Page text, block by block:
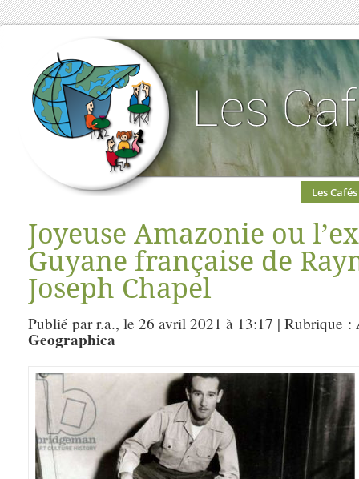
Les Cafés
Joyeuse Amazonie ou
Guyane française de
Joseph Chapel
Publié par r.a., le 26 avril 2021 à 13:17 | Rubrique :
Geographica